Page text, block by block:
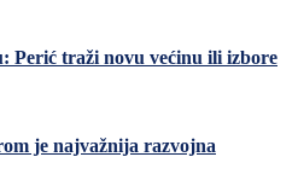
Perić traži novu većinu ili izbore
je najvažnija razvojna